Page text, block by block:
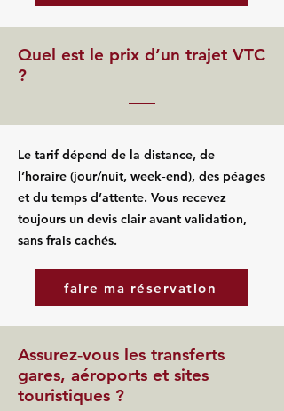
Quel est le prix d’un trajet VTC
?
Le tarif dépend de la distance, de
l’horaire (jour/nuit, week‑end), des péages
et du temps d’attente. Vous recevez
toujours un devis clair avant validation,
sans frais cachés.
faire ma réservation
Assurez‑vous les transferts
gares, aéroports et sites
touristiques ?